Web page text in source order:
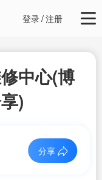
登录/注册
中心(博
)
分享